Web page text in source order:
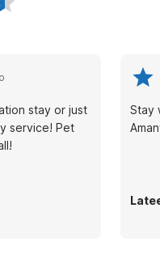
stay or just
service! Pet
Stay